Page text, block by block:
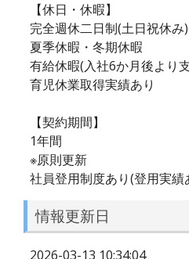
【休日・休暇】
完全週休二日制(土日祝休み)
夏季休暇・冬期休暇
有給休暇(入社6か月後より
育児休業取得実績あり
【契約期間】
1年間
※原則更新
社員登用制度あり(登用実績
情報更新日
2026-03-13 10:34:04